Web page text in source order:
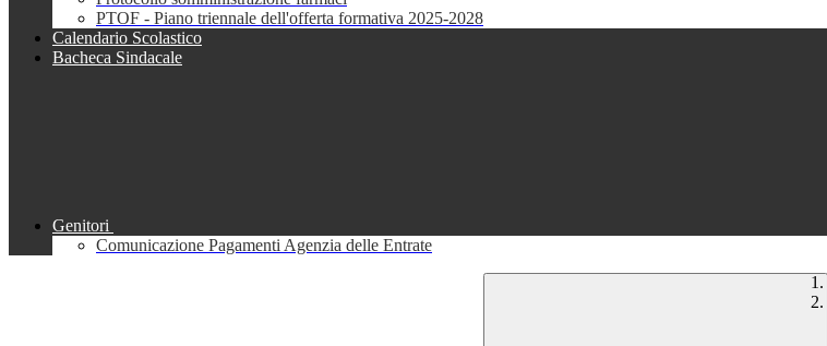
PTOF - Piano triennale dell'offerta formativa 2025-2028
Calendario Scolastico
Bacheca Sindacale
Genitori
Comunicazione Pagamenti Agenzia delle Entrate